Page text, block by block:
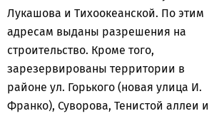
Лукашова и Тихоокеанской. По этим
адресам выданы разрешения на
строительство. Кроме того,
зарезервированы территории в
районе ул. Горького (новая улица И.
Франко), Суворова, Тенистой аллеи и